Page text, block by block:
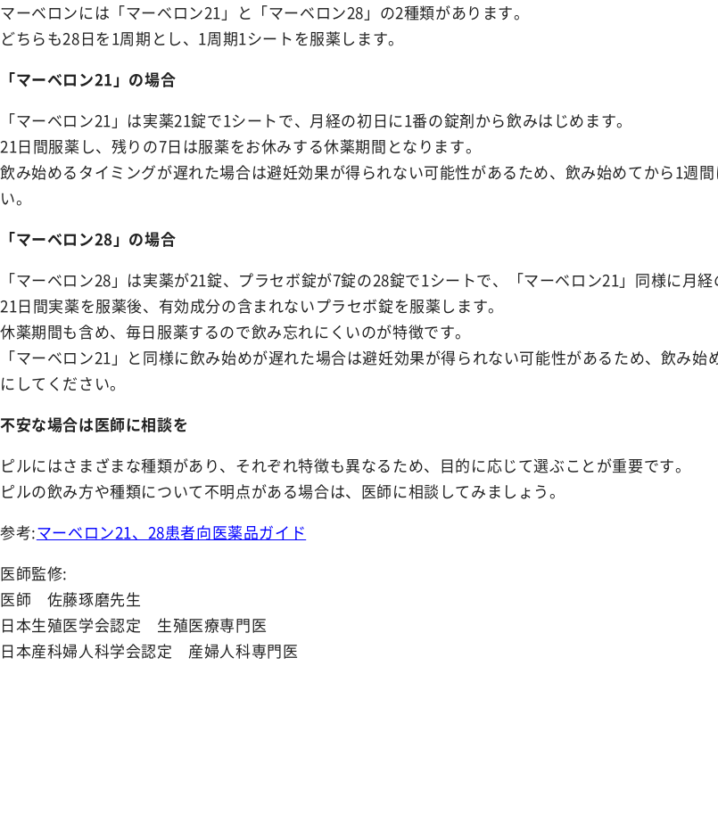
SHOPPING GUIDEショッピングガイド
FAQ
CONTACTお問い合わせ
マーベロンには「マーベロン21」と「マーベロン28」の2種類があります。
どちらも28日を1周期とし、1周期1シートを服薬します。
「マーベロン21」の場合
「マーベロン21」は実薬21錠で1シートで、月経の初日に1番の錠剤から飲みはじめます。
21日間服薬し、残りの7日は服薬をお休みする休薬期間となります。
飲み始めるタイミングが遅れた場合は避妊効果が得られない可能性があるため、飲み始めてから1週
い。
「マーベロン28」の場合
「マーベロン28」は実薬が21錠、プラセボ錠が7錠の28錠で1シートで、「マーベロン21」同様に月
21日間実薬を服薬後、有効成分の含まれないプラセボ錠を服薬します。
休薬期間も含め、毎日服薬するので飲み忘れにくいのが特徴です。
「マーベロン21」と同様に飲み始めが遅れた場合は避妊効果が得られない可能性があるため、飲み
にしてください。
不安な場合は医師に相談を
ピルにはさまざまな種類があり、それぞれ特徴も異なるため、目的に応じて選ぶことが重要です。
ピルの飲み方や種類について不明点がある場合は、医師に相談してみましょう。
参考:マーベロン21、28患者向医薬品ガイド
医師監修:
医師 佐藤琢磨先生
日本生殖医学会認定 生殖医療専門医
日本産科婦人科学会認定 産婦人科専門医